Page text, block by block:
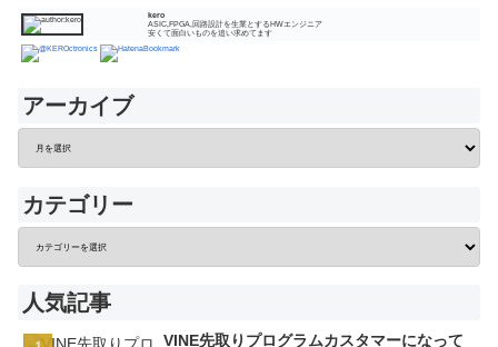
kero
ASIC,FPGA,回路設計を生業とするHWエンジニア
安くて面白いものを追い求めてます
アーカイブ
カテゴリー
人気記事
VINE先取りプログラムカスタマーになって